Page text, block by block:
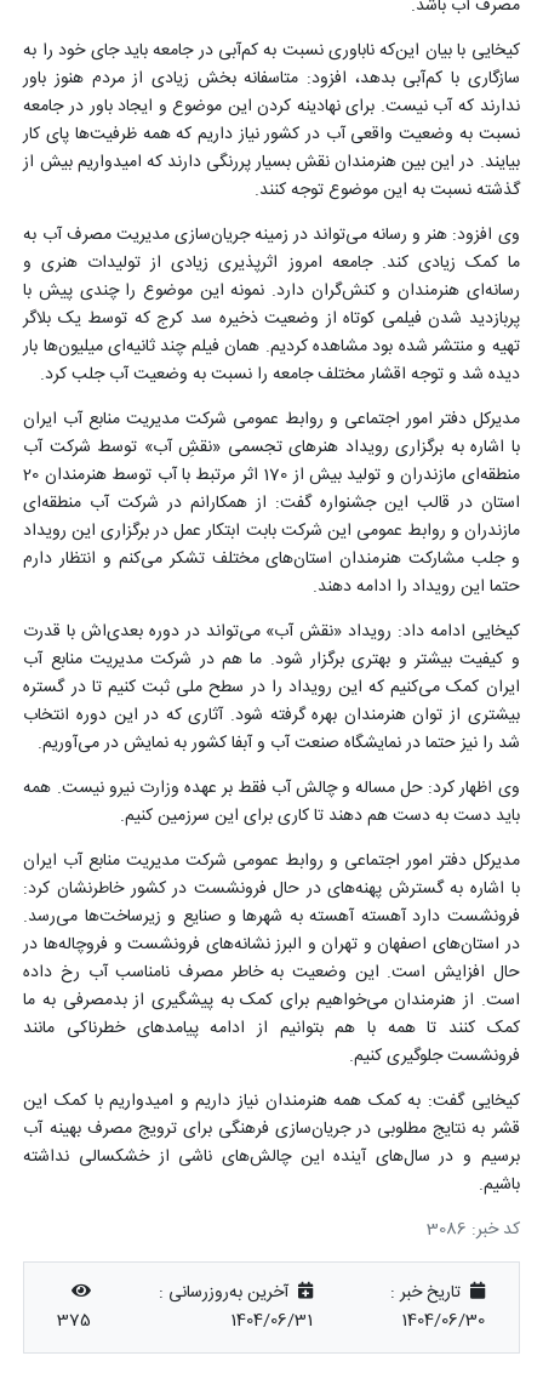
مصرف آب باشد.
کیخایی با بیان این‌که ناباوری نسبت به کم‌آبی در جامعه باید جای خود را به
سازگاری با کم‌آبی بدهد، افزود: متاسفانه بخش زیادی از مردم هنوز باور
ندارند که آب نیست. برای نهادینه کردن این موضوع و ایجاد باور در جامعه
نسبت به وضعیت واقعی آب در کشور نیاز داریم که همه ظرفیت‌ها پای کار
بیایند. در این بین هنرمندان نقش بسیار پررنگی دارند که امیدواریم بیش از
گذشته نسبت به این موضوع توجه کنند.
وی افزود: هنر و رسانه می‌تواند در زمینه جریان‌سازی مدیریت مصرف آب به
ما کمک زیادی کند. جامعه امروز اثرپذیری زیادی از تولیدات هنری و
رسانه‌ای هنرمندان و کنش‌گران دارد. نمونه این موضوع را چندی پیش با
پربازدید شدن فیلمی کوتاه از وضعیت ذخیره سد کرج که توسط یک بلاگر
تهیه و منتشر شده بود مشاهده کردیم. همان فیلم چند ثانیه‌ای میلیون‌ها بار
دیده شد و توجه اقشار مختلف جامعه را نسبت به وضعیت آب جلب کرد.
مدیرکل دفتر امور اجتماعی و روابط عمومی شرکت مدیریت منابع آب ایران
با اشاره به برگزاری رویداد هنرهای تجسمی «نقشِ آب» توسط شرکت آب
منطقه‌ای مازندران و تولید بیش از 170 اثر مرتبط با آب توسط هنرمندان 20
استان در قالب این جشنواره گفت: از همکارانم در شرکت آب منطقه‌ای
مازندران و روابط عمومی این شرکت بابت ابتکار عمل در برگزاری این رویداد
و جلب مشارکت هنرمندان استان‌های مختلف تشکر می‌کنم و انتظار دارم
حتما این رویداد را ادامه دهند.
کیخایی ادامه داد: رویداد «نقش آب» می‌تواند در دوره بعدی‌اش با قدرت
و کیفیت بیشتر و بهتری برگزار شود. ما هم در شرکت مدیریت منابع آب
ایران کمک می‌کنیم که این رویداد را در سطح ملی ثبت کنیم تا در گستره
بیشتری از توان هنرمندان بهره گرفته شود. آثاری که در این دوره انتخاب
شد را نیز حتما در نمایشگاه صنعت آب و آبفا کشور به نمایش در می‌آوریم.
وی اظهار کرد: حل مساله و چالش آب فقط بر عهده وزارت نیرو نیست. همه
باید دست به دست هم دهند تا کاری برای این سرزمین کنیم.
مدیرکل دفتر امور اجتماعی و روابط عمومی شرکت مدیریت منابع آب ایران
با اشاره به گسترش پهنه‌های در حال فرونشست در کشور خاطرنشان کرد:
فرونشست دارد آهسته آهسته به شهرها و صنایع و زیرساخت‌ها می‌رسد.
در استان‌های اصفهان و تهران و البرز نشانه‌های فرونشست و فروچاله‌ها در
حال افزایش است. این وضعیت به خاطر مصرف نامناسب آب رخ داده
است. از هنرمندان می‌خواهیم برای کمک به پیشگیری از بدمصرفی به ما
کمک کنند تا همه با هم بتوانیم از ادامه پیامدهای خطرناکی مانند
فرونشست جلوگیری کنیم.
کیخایی گفت: به کمک همه هنرمندان نیاز داریم و امیدواریم با کمک این
قشر به نتایج مطلوبی در جریان‌سازی فرهنگی برای ترویج مصرف بهینه آب
برسیم و در سال‌های آینده این چالش‌های ناشی از خشکسالی نداشته
باشیم.
کد خبر: 3086
تاریخ خبر :
1404/06/30
آخرین به‌روزرسانی :
1404/06/31
375